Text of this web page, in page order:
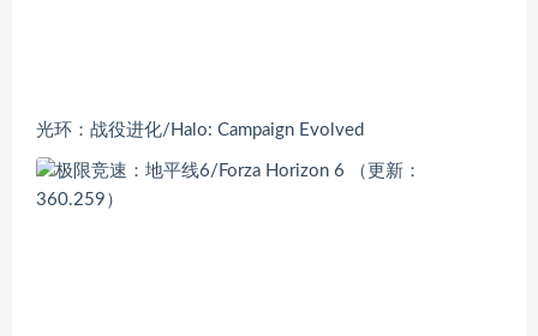
光环：战役进化/Halo: Campaign Evolved